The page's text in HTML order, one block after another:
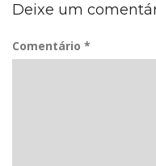
Deixe um
Comentário *